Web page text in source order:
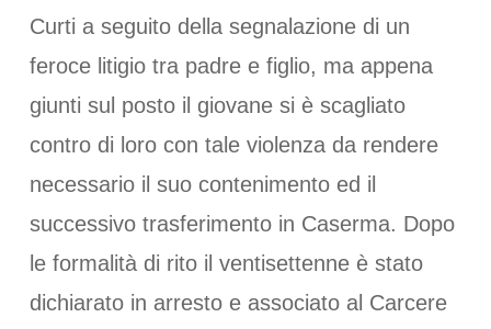
Curti a seguito della segnalazione di un
feroce litigio tra padre e figlio, ma appena
giunti sul posto il giovane si è scagliato
contro di loro con tale violenza da rendere
necessario il suo contenimento ed il
successivo trasferimento in Caserma. Dopo
le formalità di rito il ventisettenne è stato
dichiarato in arresto e associato al Carcere